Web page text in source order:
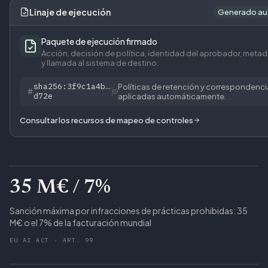
Linaje de ejecución Generado
Paquete de ejecución firmado
Acción, decisión de política, identidad del aprobador,
y llamada al sistema de destino.
sha256:3f9c1a4b…
d72e
Políticas de retención y
aplicadas automáticamente.
Consultar los recursos de mapeo de controles
35 M€ / 7%
Sanción máxima por infracciones de prácticas prohibidas: 35
M€ o el 7% de la facturación mundial
EU AI ACT · ART. 99